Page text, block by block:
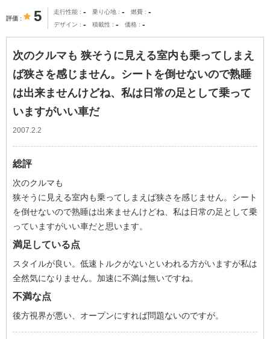
評価 5 走行性能 - 乗り心地 - 燃費 -
デザイン - 積載性 - 価格 -
次のクルマも 狭そうに見える室内も乗ってしまえ
ば狭さを感じません。シートを倒せないので熟睡
は出来ませんけどね、私は日常の足として乗って
いますがいい車だ
2007.2.2
総評
次のクルマも
狭そうに見える室内も乗ってしまえば狭さを感じません。シート
を倒せないので熟睡は出来ませんけどね、私は日常の足として乗
っていますがいい車だと思います。
満足している点
スタイルが良い。低速トルクがないといわれる方がいますが私は
全然気になりません。加速に不満は無いですね。
不満な点
後方視界が悪い、オープンにすれば問題ないのですが。